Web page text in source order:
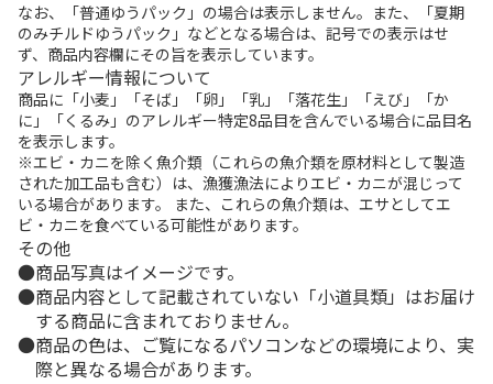
なお、「普通ゆうパック」の場合は表示しません。また、「夏期
のみチルドゆうパック」などとなる場合は、記号での表示はせ
ず、商品内容欄にその旨を表示しています。
アレルギー情報について
商品に「小麦」「そば」「卵」「乳」「落花生」「えび」「か
に」「くるみ」のアレルギー特定8品目を含んでいる場合に品目名
を表示します。
※エビ・カニを除く魚介類（これらの魚介類を原材料として製造
された加工品も含む）は、漁獲漁法によりエビ・カニが混じって
いる場合があります。 また、これらの魚介類は、エサとしてエ
ビ・カニを食べている可能性があります。
その他
商品写真はイメージです。
商品内容として記載されていない「小道具類」はお届け
する商品に含まれておりません。
商品の色は、ご覧になるパソコンなどの環境により、実
際と異なる場合があります。